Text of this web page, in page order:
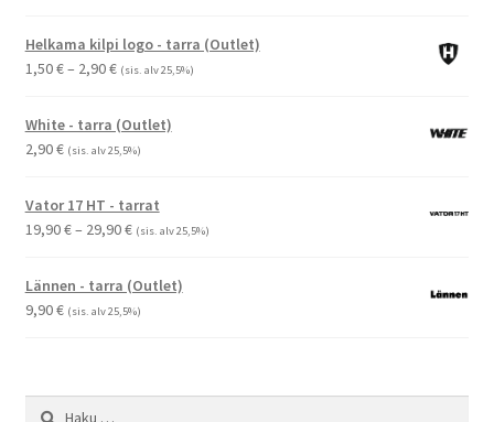
Helkama kilpi logo - tarra (Outlet)
1,50€– 2,90€Hintaluokka:
-
(sis. alv 25,5%)
White - tarra (Outlet)
2,90€ (sis. alv 25,5%)
Vator 17 HT - tarrat
19,90€– 29,90€Hintaluokka:
-
(sis. alv 25,5%)
Lännen - tarra (Outlet)
9,90€ (sis. alv 25,5%)
Haku: